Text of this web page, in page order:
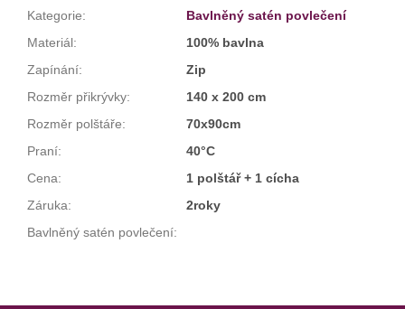
Kategorie:
Bavlněný satén povlečení
Materiál:
100% bavlna
Zapínání:
Zip
Rozměr přikrývky:
140 x 200 cm
Rozměr polštáře:
70x90cm
Praní:
40°C
Cena:
1 polštář + 1 cícha
Záruka:
2roky
Bavlněný satén povlečení: